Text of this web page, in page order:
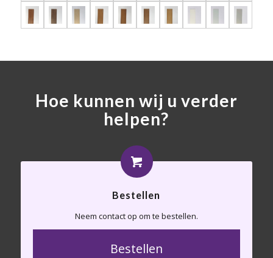
Hoe kunnen wij u verder
helpen?
Bestellen
Neem contact op om te bestellen.
Bestellen